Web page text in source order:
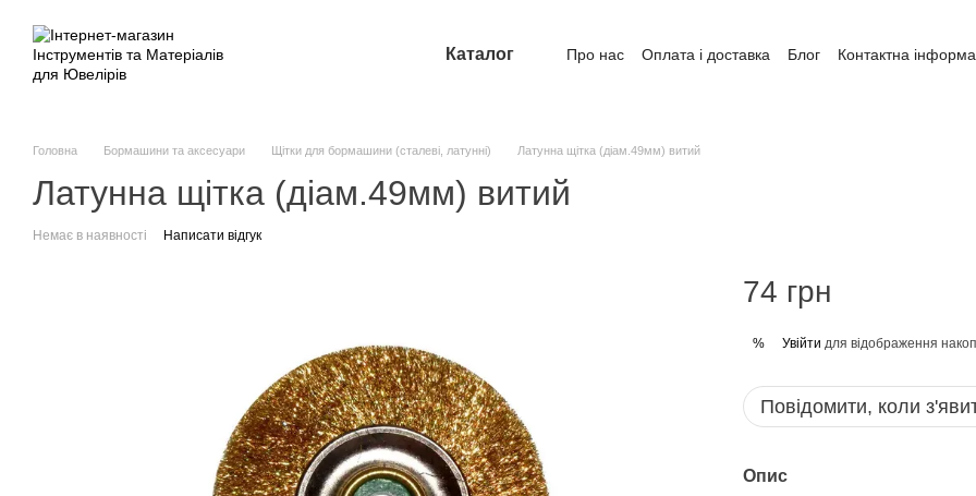
Каталог Про нас Оплата і доставка Блог Контактна
Головна Бормашини та аксесуари Щітки для бормашини (сталеві, латунні) Латунна щітка (діам.49мм) витий
Латунна щітка (діам.49мм) витий
Немає в наявності Написати відгук
74 грн
% Увійти для відображення
Повідомити, коли
Опис